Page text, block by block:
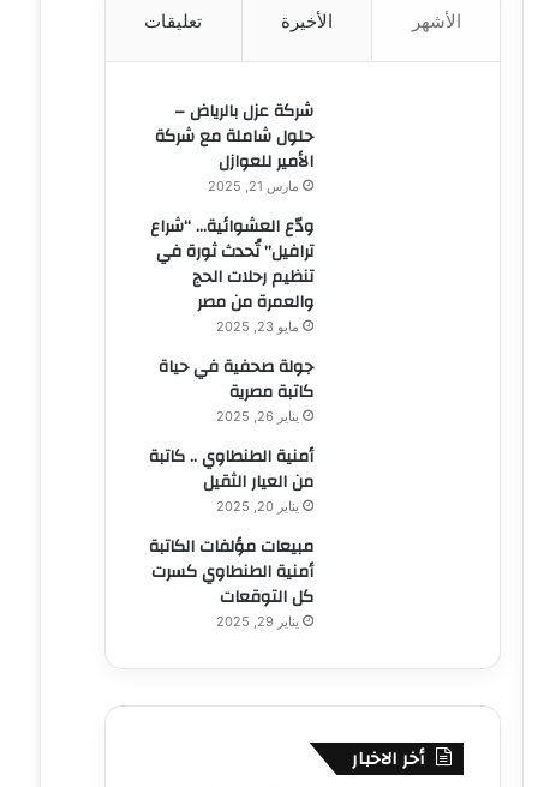
الأشهر الأخيرة تعليقات
شركة عزل بالرياض –
حلول شاملة مع شركة
الأمير للعوازل
مارس 21, 2025
ودّع العشوائية… “شراع
ترافيل” تُحدث ثورة في
تنظيم رحلات الحج
والعمرة من مصر
مايو 23, 2025
جولة صحفية في حياة
كاتبة مصرية
يناير 26, 2025
أمنية الطنطاوي .. كاتبة
من العيار الثقيل
يناير 20, 2025
مبيعات مؤلفات الكاتبة
أمنية الطنطاوي كسرت
كل التوقعات
يناير 29, 2025
أخر الاخبار